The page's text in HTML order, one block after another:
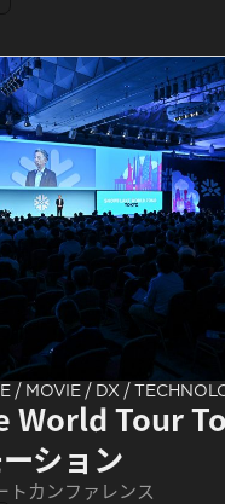
/MOVIE/DX/
World Tour
ション
トカンファレンス